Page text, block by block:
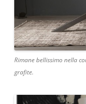
Rimane bellissimo nella
grafite.